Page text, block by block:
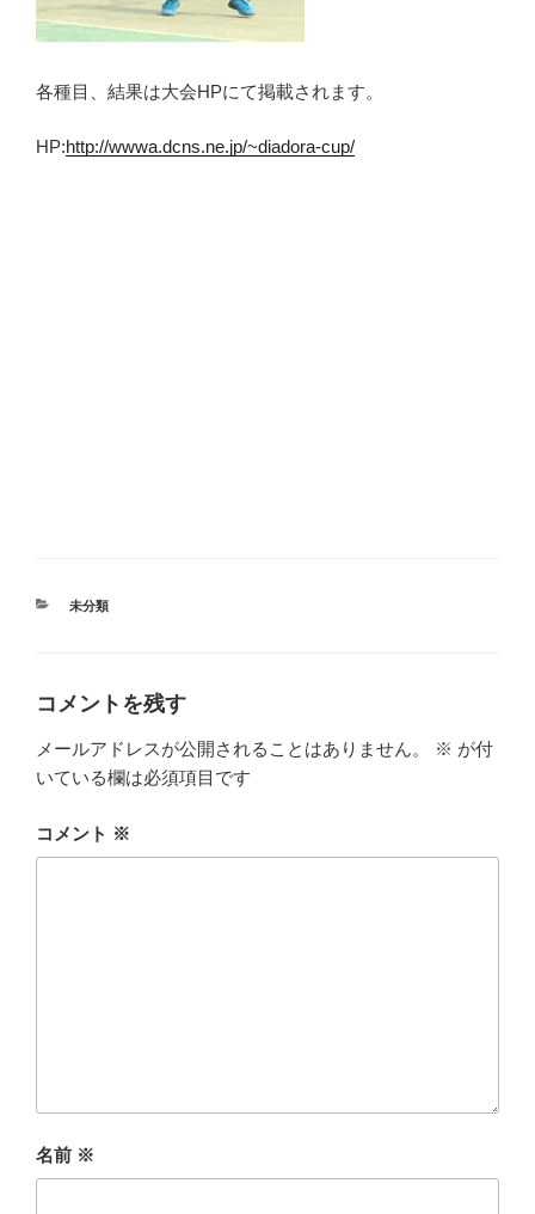
各種目、結果は大会HPにて掲載されます。
HP:http://wwwa.dcns.ne.jp/~diadora-cup/
カ
未分類
コメントを残す
メールアドレスが公開されることはありません。 ※ が付
いている欄は必須項目です
コメント ※
名前 ※